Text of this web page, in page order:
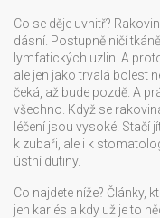
Co se děje uvnitř?
dásní. Postupně ničí
lymfatických uzlin. A
ale jen jako trvalá bolest
čeká, až bude pozdě. A
všechno. Když se
léčení jsou vysoké. Stačí
k zubaři, ale i k
ústní dutiny.
Co najdete níže? Články,
jen kariés a kdy už je to